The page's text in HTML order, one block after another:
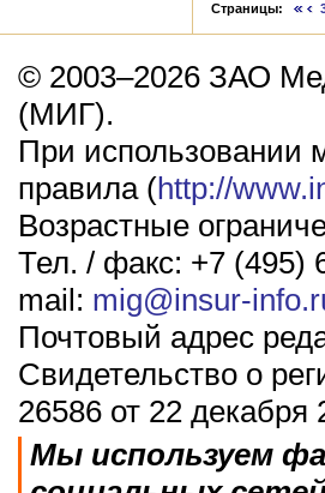
Страницы:
© 2003–2026 ЗАО
(МИГ).
При использовании
правила (http://
Возрастные
Тел. / факс: +7 (495)
mail: mig@insur-
Почтовый адрес
Свидетельство о
26586 от 22 декабря
Мы используем